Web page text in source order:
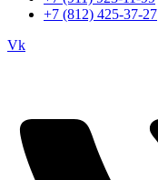
+7 (812) 425-37-27
Vk